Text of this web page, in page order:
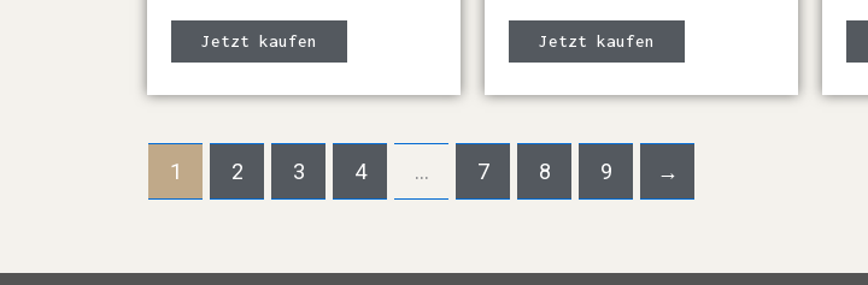
Jetzt kaufen Jetzt kaufen
1 2 3 4 … 7 8 9 →